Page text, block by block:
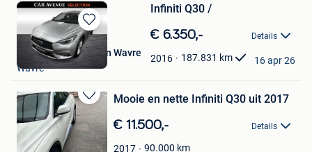
Bewaren
in
Mijn
Favorieten
Infiniti Q30 /
€ 6.350,- Details
2016 187.831 km
Car Avenue Selection Wavre
Wavre
16 apr 26
Bewaren
in
Mijn
Favorieten
Mooie en nette Infiniti Q30 uit 2017
€ 11.500,- Details
2017 90.000 km